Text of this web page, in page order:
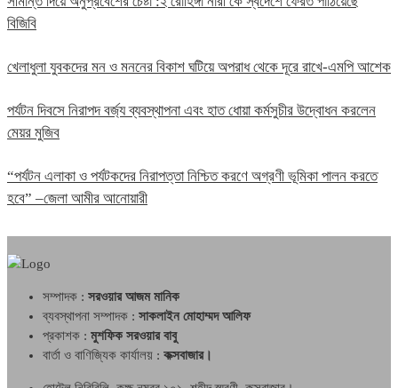
বিজিবি
খেলাধুলা যুবকদের মন ও মননের বিকাশ ঘটিয়ে অপরাধ থেকে দূরে রাখে-এমপি আশেক
পর্যটন দিবসে নিরাপদ বর্জ্য ব্যবস্থাপনা এবং হাত ধোয়া কর্মসুচীর উদ্বোধন করলেন
মেয়র মুজিব
“পর্যটন এলাকা ও পর্যটকদের নিরাপত্তা নিশ্চিত করণে অগ্রণী ভূমিকা পালন করতে
হবে” –জেলা আমীর আনোয়ারী
সম্পাদক : সরওয়ার আজম মানিক
ব্যবস্থাপনা সম্পাদক : সাকলাইন মোহাম্মদ আলিফ
প্রকাশক : মুশফিক সরওয়ার বাবু
বার্তা ও বাণিজ্যিক কার্যালয় : কক্সবাজার।